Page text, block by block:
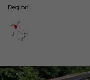
Region: